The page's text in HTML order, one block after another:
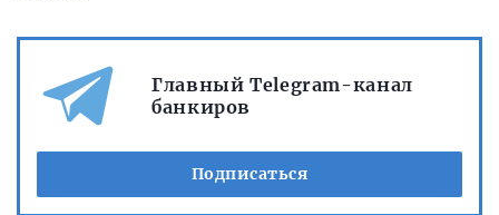
Главный Telegram-канал
банкиров
Подписаться